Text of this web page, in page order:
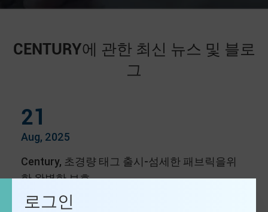
로그인
CENTURY에 관한 최신 뉴스 및 블로
그
21
Aug, 2025
Century, 초경량 태그 출시-섬세한 패브릭을위
한 완벽한 보호